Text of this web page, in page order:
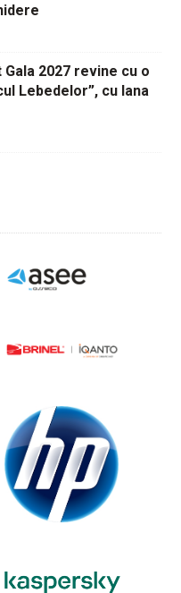
2027 revine cu o
Lebedelor”, cu Iana